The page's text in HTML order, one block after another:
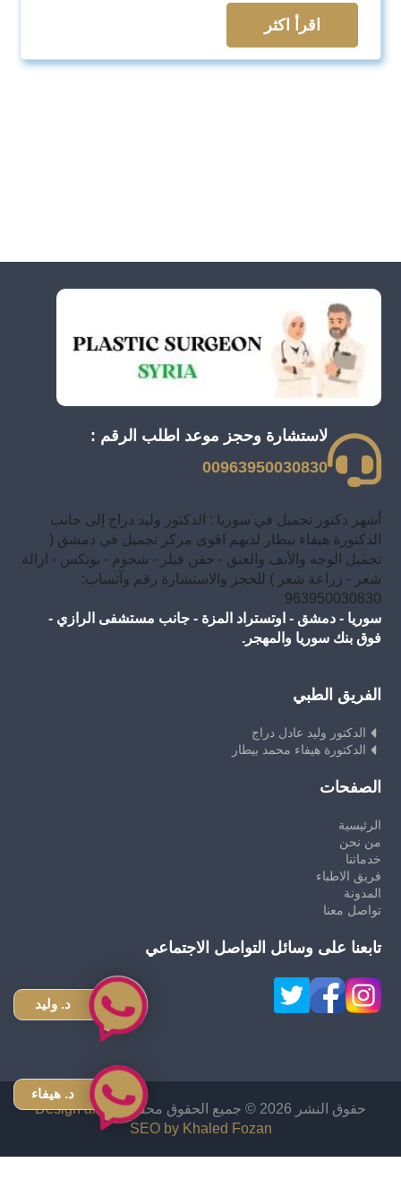
اقرأ اكثر
لاستشارة وحجز موعد اطلب الرقم :
00963950030830
أشهر دكتور تجميل في سوريا : الدكتور وليد دراج إلى جانب
الدكتورة هيفاء بيطار لديهم اقوى مركز تجميل في دمشق (
تجميل الوجه والأنف والعنق - حقن فيلر - شحوم - بوتكس - ازالة
شعر - زراعة شعر ) للحجز والاستشارة رقم وآتساب:
963950030830
سوريا - دمشق - اوتستراد المزة - جانب مستشفى الرازي -
فوق بنك سوريا والمهجر.
الفريق الطبي
الدكتور وليد عادل دراج
الدكتورة هيفاء محمد بيطار
الصفحات
الرئيسية
من نحن
خدماتنا
فريق الاطباء
المدونة
تواصل معنا
تابعنا على وسائل التواصل الاجتماعي
حقوق النشر 2026 © جميع الحقوق محفوظة
Design and
SEO by Khaled Fozan
د. وليد
د. هيفاء